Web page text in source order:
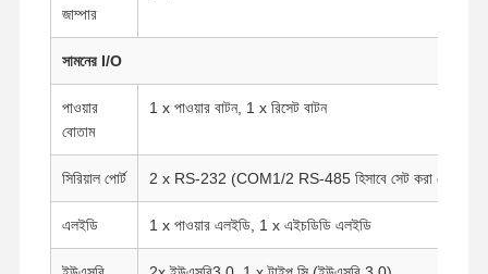
জাম্পার
সামনের I/O
পাওয়ার
বোতাম
1 x পাওয়ার বাটন, 1 x রিসেট বাটন
সিরিয়াল পোর্ট 2 x RS-232 (COM1/2 RS-485 হিসাবে সেট করা যেতে
এলইডি 1 x পাওয়ার এলইডি, 1 x এইচডিডি এলইডি